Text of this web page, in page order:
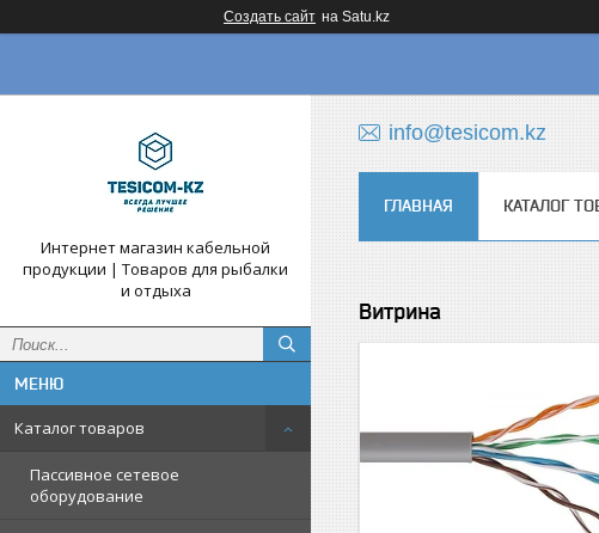
Создать сайт на Satu.kz
Интернет магазин кабельной
продукции | Товаров для рыбалки
и отдыха
Каталог товаров
Пассивное сетевое
оборудование
info@tesicom.kz
ГЛАВНАЯ КАТАЛОГ
Витрина